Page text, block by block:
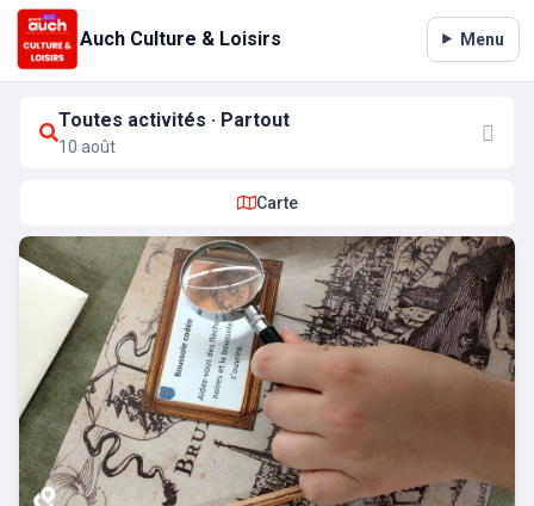
Auch Culture & Loisirs Menu
Toutes activités · Partout
10 août
Carte